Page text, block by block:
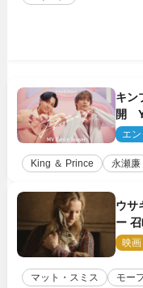
キン
開
エン
King ＆ Prince 永瀬廉
ウサ
ー
映画
マット・スミス モー